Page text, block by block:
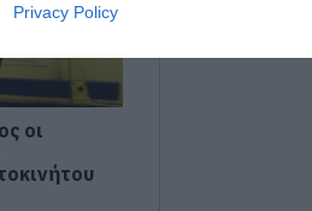
Privacy Policy
οι